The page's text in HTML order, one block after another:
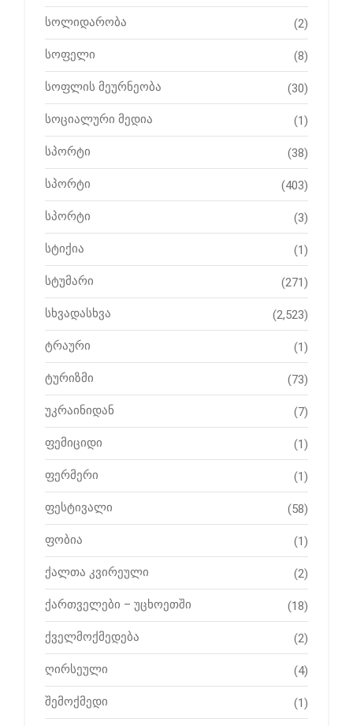
სოლიდარობა (2)
სოფელი (8)
სოფლის მეურნეობა (30)
სოციალური მედია (1)
სპორტი (38)
სპორტი (403)
სპორტი (3)
სტიქია (1)
სტუმარი (271)
სხვადასხვა (2,523)
ტრაური (1)
ტურიზმი (73)
უკრაინიდან (7)
ფემიციდი (1)
ფერმერი (1)
ფესტივალი (58)
ფობია (1)
ქალთა კვირეული (2)
ქართველები – უცხოეთში (18)
ქველმოქმედება (2)
ღირსეული (4)
შემოქმედი (1)